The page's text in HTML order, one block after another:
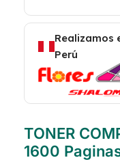
Realizamos
Perú
TONER
1600